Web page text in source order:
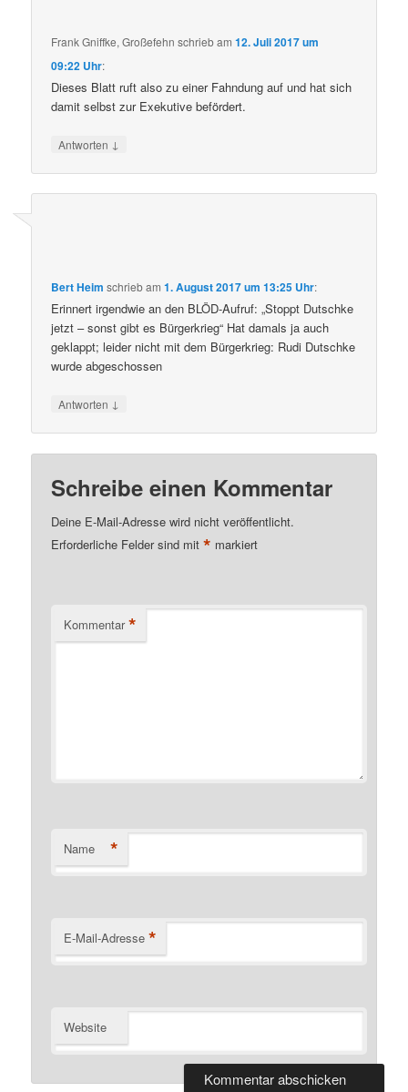
Frank Gniffke, Großefehn schriebam12. Juli 2017 um
09:22 Uhr:
Dieses Blatt ruft also zu einer Fahndung auf und hat sich
damit selbst zur Exekutive befördert.
Antworten ↓
Bert Heim schriebam1. August 2017 um 13:25 Uhr:
Erinnert irgendwie an den BLÖD-Aufruf: „Stoppt Dutschke
jetzt – sonst gibt es Bürgerkrieg“ Hat damals ja auch
geklappt; leider nicht mit dem Bürgerkrieg: Rudi Dutschke
wurde abgeschossen
Antworten ↓
Schreibe einen Kommentar
Deine E-Mail-Adresse wird nicht veröffentlicht.
Erforderliche Felder sind mit* markiert
Kommentar *
Name *
E-Mail-Adresse *
Website